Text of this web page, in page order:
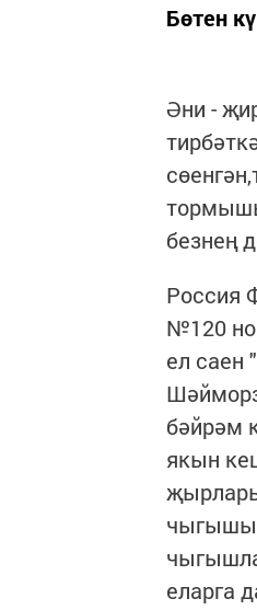
Бөтен
Әни -
безнең
Россия
№120
ел саен
бәйрәм
якын
чыгышы
еларга